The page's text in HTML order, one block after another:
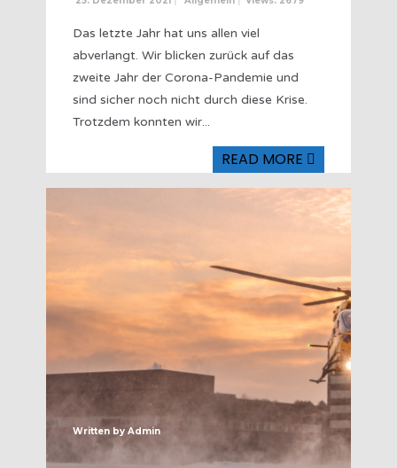
Das letzte Jahr hat uns allen viel
abverlangt. Wir blicken zurück auf das
zweite Jahr der Corona-Pandemie und
sind sicher noch nicht durch diese Krise.
Trotzdem konnten wir...
READ MORE
Written by Admin